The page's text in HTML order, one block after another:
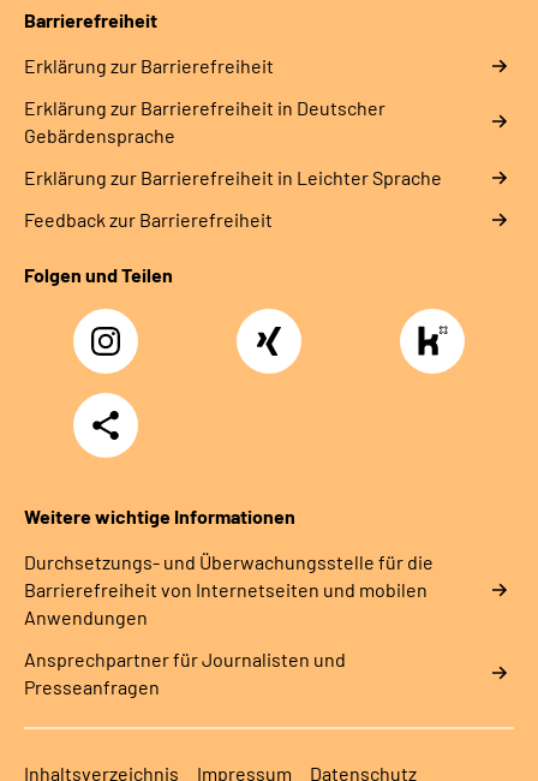
Barrierefreiheit
Erklärung zur Barrierefreiheit
Erklärung zur Barrierefreiheit in Deutscher
Gebärdensprache
Erklärung zur Barrierefreiheit in Leichter Sprache
Feedback zur Barrierefreiheit
Folgen und Teilen
Instagram Xing
https://
rentenversicherung-
nordbayern6
Teilen
Weitere wichtige Informationen
Durchsetzungs- und Überwachungsstelle für die
Barrierefreiheit von Internetseiten und mobilen
Anwendungen
Ansprechpartner für Journalisten und
Presseanfragen
Inhaltsverzeichnis Impressum Datenschutz